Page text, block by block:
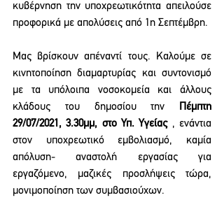
κυβέρνηση την υποχρεωτικότητα απειλούσε
προφορικά με απολύσεις από 1η Σεπτέμβρη.
Μας βρίσκουν απέναντί τους. Καλούμε σε
κινητοποίηση διαμαρτυρίας και συντονισμό
με τα υπόλοιπα νοσοκομεία και άλλους
κλάδους του δημοσίου την
Πέμπτη
29/07/2021, 3.30μμ, στο Υπ. Υγείας , ενάντια
στον υποχρεωτικό εμβολιασμό, καμία
απόλυση- αναστολή εργασίας για
εργαζόμενο, μαζικές προσλήψεις τώρα,
μονιμοποίηση των συμβασιούχων.